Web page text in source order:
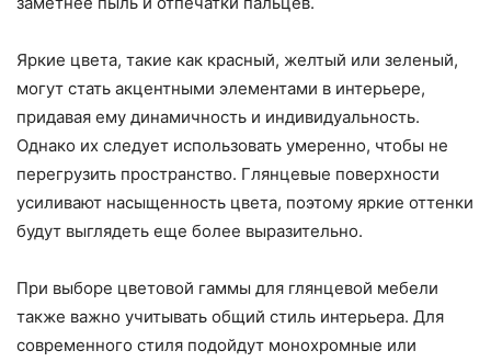
Яркие цвета, такие как красный, желтый или зеленый,
могут стать акцентными элементами в интерьере,
придавая ему динамичность и индивидуальность.
Однако их следует использовать умеренно, чтобы не
перегрузить пространство. Глянцевые поверхности
усиливают насыщенность цвета, поэтому яркие оттенки
будут выглядеть еще более выразительно.
При выборе цветовой гаммы для глянцевой мебели
также важно учитывать общий стиль интерьера. Для
современного стиля подойдут монохромные или